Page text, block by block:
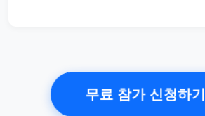
무료 참가 신청하기